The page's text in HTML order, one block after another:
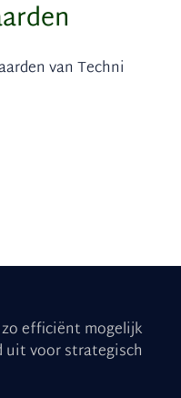
van Techni
efficiënt mogelijk
uit voor strategisch